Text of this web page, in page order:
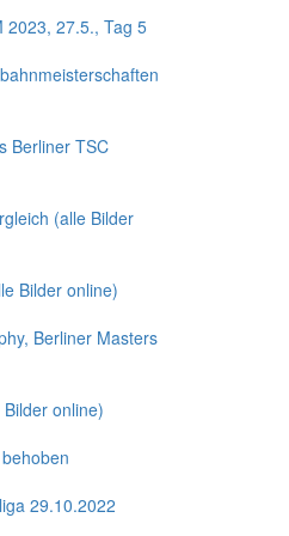
2023, 27.5., Tag 5
Berliner TSC
(alle Bilder
Bilder online)
Berliner Masters
online)
29.10.2022